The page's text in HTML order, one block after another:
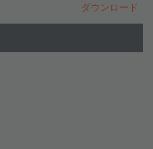
ダウンロード